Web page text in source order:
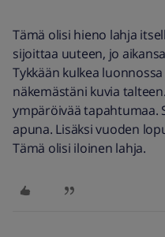
Tämä olisi hieno lahja
sijoittaa uuteen, jo
Tykkään kulkea
näkemästäni kuvia
ympäröivää tapahtumaa.
apuna. Lisäksi vuoden
Tämä olisi iloinen lahja.